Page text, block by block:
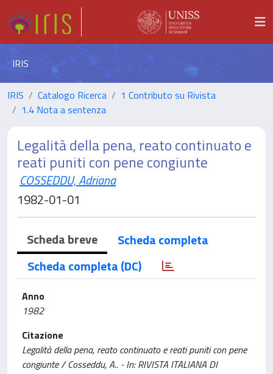
IRIS
IRIS Catalogo Ricerca
1 Contributo su Rivista
1.4 Nota a sentenza
Legalità della pena, reato continuato e
reati puniti con pene congiunte
COSSEDDU, Adriana
1982-01-01
Scheda breve
Scheda completa
Scheda completa (DC)
Anno
1982
Citazione
Legalità della pena, reato continuato e reati puniti con pene
congiunte / Cosseddu, A.. - In: RIVISTA ITALIANA DI